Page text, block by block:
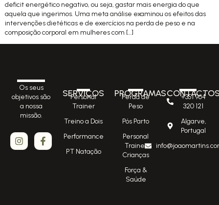
deficit energético negativo, ou seja, gastar mais energia do que
aquela que ingerimos. Uma meta análise examinou os efeitos das
intervenções dietéticas e de exercícios na perda de peso e na
composição corporal em mulheres com […]
Os seus
objetivos são
a nossa
missão.
SERVIÇOS
Personal
Trainer
Treino a Dois
Performance
PT Natação
PROGRAMAS
Perda de
Peso
Pós Parto
Personal
Trainer
Crianças
Força &
Saúde
+351 964
320 121
Algarve,
Portugal